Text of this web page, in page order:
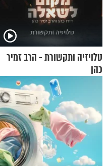
טלויזיה ותקשורת - הרב זמיר
כהן